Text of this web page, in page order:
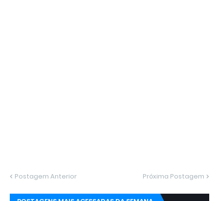
Postagem Anterior Próxima Postagem